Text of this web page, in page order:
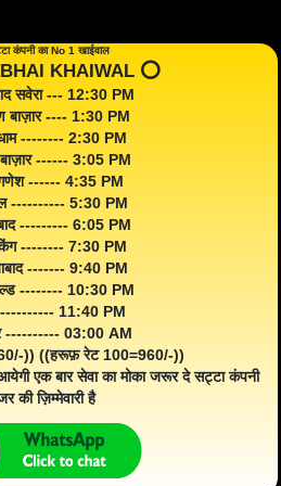
कंपनी का No 1 खाईवाल
KHAIWAL ⭕️
सवेरा --- 12:30 PM
बाज़ार ---- 1:30 PM
-------- 2:30 PM
बाज़ार ------ 3:05 PM
------ 4:35 PM
---------- 5:30 PM
--------- 6:05 PM
-------- 7:30 PM
------- 9:40 PM
-------- 10:30 PM
11:40 PM
---------- 03:00 AM
)) ((हरूफ़ रेट 100=960/-))
एक बार सेवा का मोका जरूर दे सट्टा कंपनी
की ज़िम्मेवारी है